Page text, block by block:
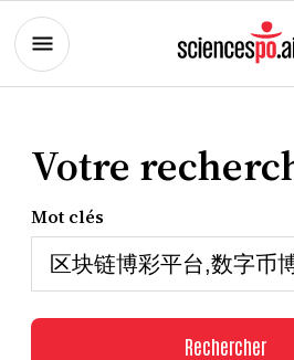
Votre
Mot clés
Rechercher